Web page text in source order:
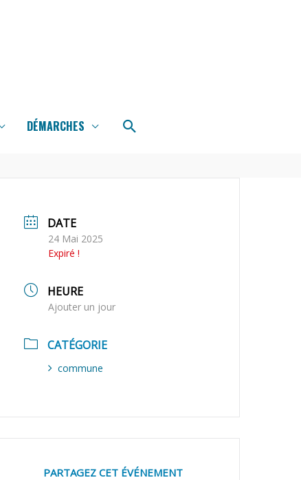
DÉMARCHES Rechercher
DATE
24 Mai 2025
Expiré !
HEURE
Ajouter un jour
CATÉGORIE
commune
PARTAGEZ CET ÉVÉNEMENT